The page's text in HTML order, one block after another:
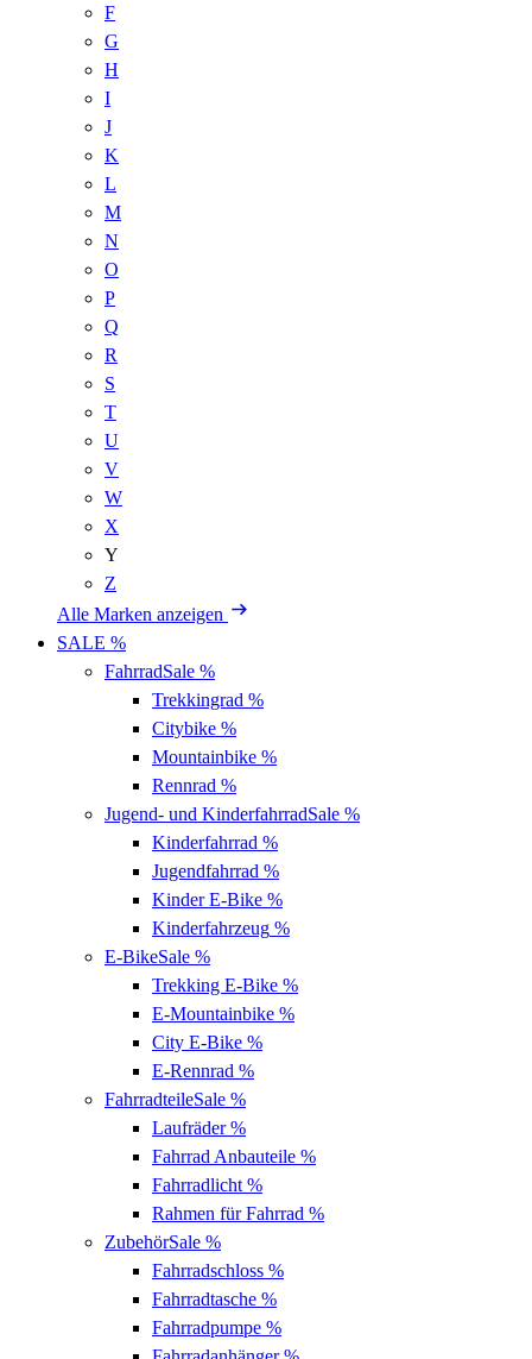
F
G
H
I
J
K
L
M
N
O
P
Q
R
S
T
U
V
W
X
Y
Z
Alle Marken anzeigen
SALE %
FahrradSale %
Trekkingrad %
Citybike %
Mountainbike %
Rennrad %
Jugend- und KinderfahrradSale %
Kinderfahrrad %
Jugendfahrrad %
Kinder E-Bike %
Kinderfahrzeug %
E-BikeSale %
Trekking E-Bike %
E-Mountainbike %
City E-Bike %
E-Rennrad %
FahrradteileSale %
Laufräder%
Fahrrad Anbauteile %
Fahrradlicht %
Rahmen für Fahrrad %
ZubehörSale %
Fahrradschloss %
Fahrradtasche %
Fahrradpumpe %